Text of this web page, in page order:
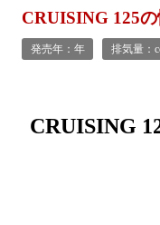
CRUISING 125
発売年：年 排気量：
CRUISING